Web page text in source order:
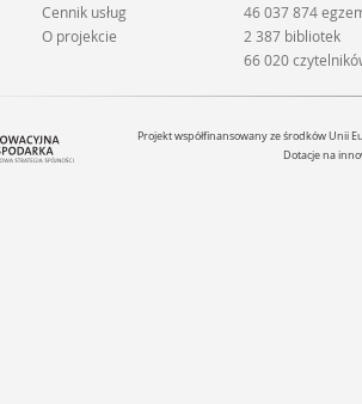
Cennik usług
O projekcie
46 037 874
2 387 bibliotek
66 020
Projekt współfinansowany ze środków Unii
Dotacje na